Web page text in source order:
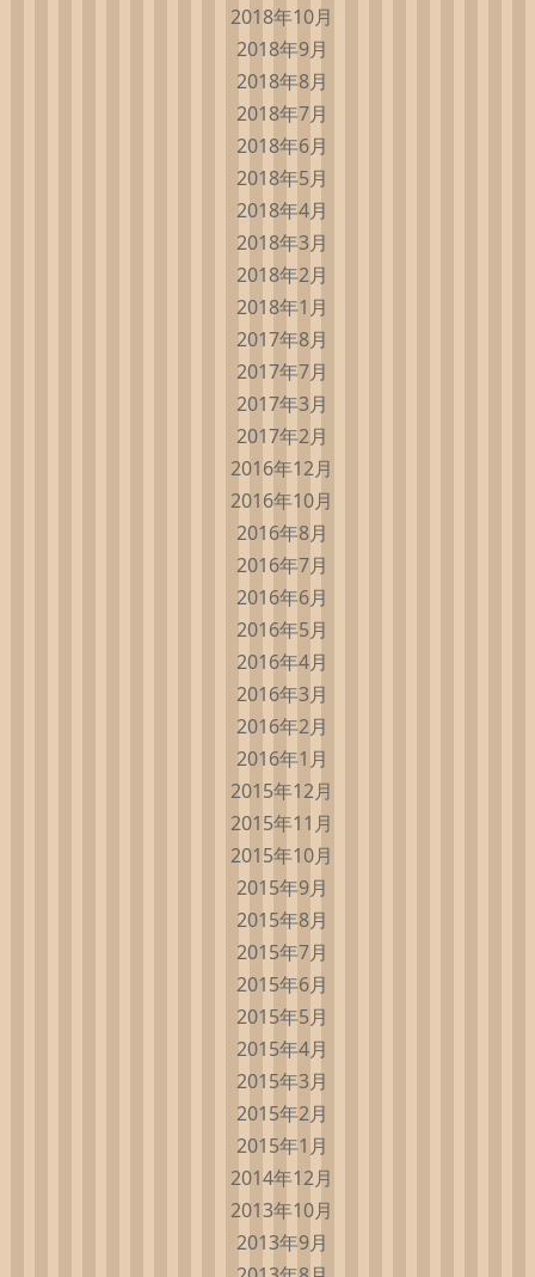
2018年10月
2018年9月
2018年8月
2018年7月
2018年6月
2018年5月
2018年4月
2018年3月
2018年2月
2018年1月
2017年8月
2017年7月
2017年3月
2017年2月
2016年12月
2016年10月
2016年8月
2016年7月
2016年6月
2016年5月
2016年4月
2016年3月
2016年2月
2016年1月
2015年12月
2015年11月
2015年10月
2015年9月
2015年8月
2015年7月
2015年6月
2015年5月
2015年4月
2015年3月
2015年2月
2015年1月
2014年12月
2013年10月
2013年9月